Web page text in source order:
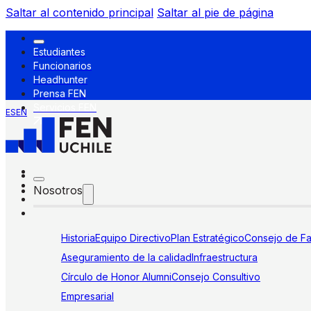
Saltar al contenido principal Saltar al pie de página
Estudiantes
Funcionarios
Headhunter
Prensa FEN
ESEN
Nosotros
HistoriaEquipo DirectivoPlan EstratégicoConsejo de
Aseguramiento de la calidadInfraestructura
Círculo de Honor AlumniConsejo Consultivo
Empresarial